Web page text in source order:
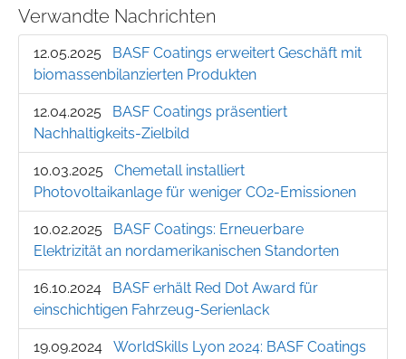
Verwandte Nachrichten
12.05.2025
BASF Coatings erweitert Geschäft mit
biomassenbilanzierten Produkten
12.04.2025
BASF Coatings präsentiert
Nachhaltigkeits-Zielbild
10.03.2025
Chemetall installiert
Photovoltaikanlage für weniger CO2-Emissionen
10.02.2025
BASF Coatings: Erneuerbare
Elektrizität an nordamerikanischen Standorten
16.10.2024
BASF erhält Red Dot Award für
einschichtigen Fahrzeug-Serienlack
19.09.2024
WorldSkills Lyon 2024: BASF Coatings